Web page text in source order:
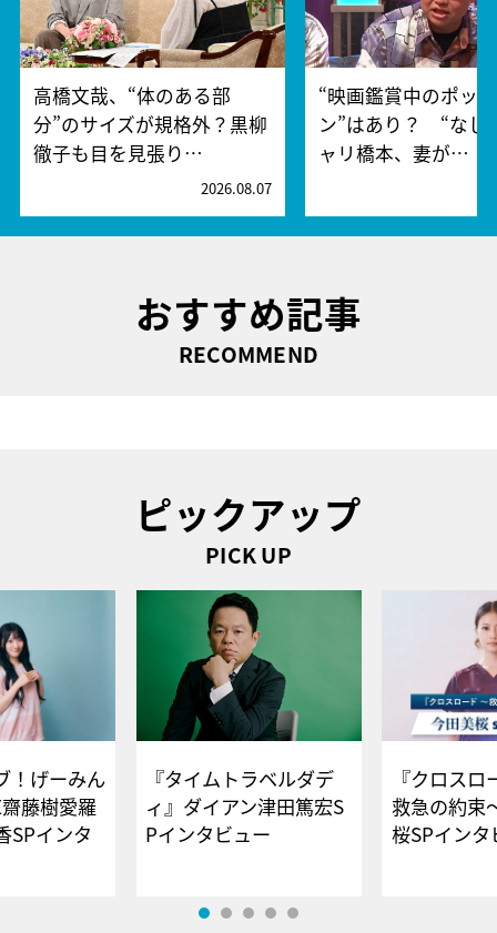
高橋文哉、“体のある部
分”のサイズが規格外？黒柳
徹子も目を見張り…
2026.08.07
“映画鑑賞中のポッ
ン”はあり？ “なし
ャリ橋本、妻が…
おすすめ記事
RECOMMEND
ピックアップ
PICK UP
！げーみん
藤樹愛羅
SPインタ
『タイムトラベルダデ
ィ』ダイアン津田篤宏S
Pインタビュー
『クロス
救急の約束
桜SPイ